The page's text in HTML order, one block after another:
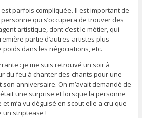
parfois compliquée. Il est important de
qui s’occupera de trouver des
artistique, dont c’est le métier, qui
partie d’autres artistes plus
dans les négociations, etc.
: je me suis retrouvé un soir à
du feu à chanter des chants pour une
anniversaire. On m’avait demandé de
une surprise et lorsque la personne
m’a vu déguisé en scout elle a cru que
un striptease !